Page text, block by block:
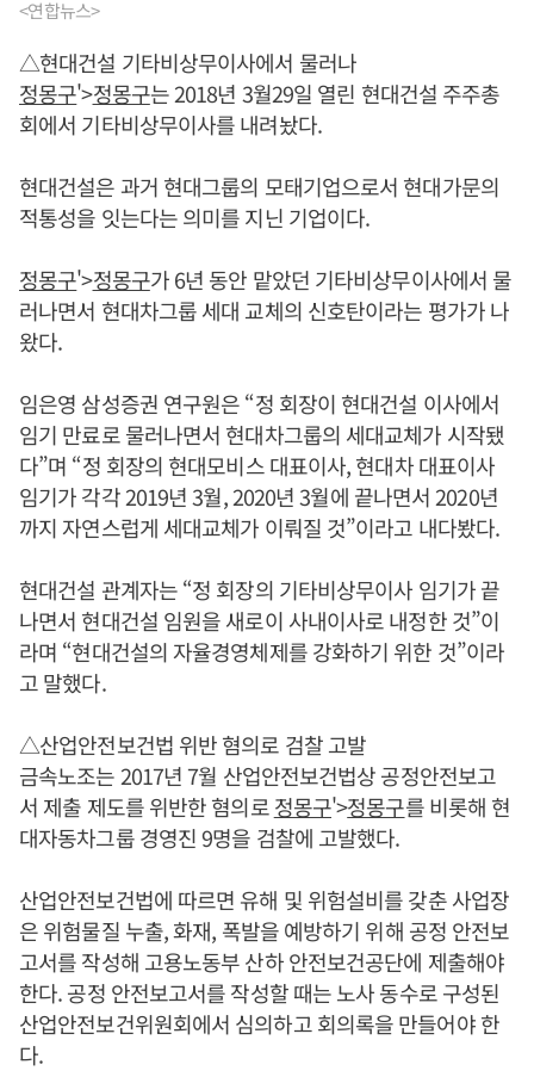
<연합뉴스>
△현대건설 기타비상무이사에서 물러나
정몽구'>정몽구는 2018년 3월29일 열린 현대건설 주주총
회에서 기타비상무이사를 내려놨다.
현대건설은 과거 현대그룹의 모태기업으로서 현대가문의
적통성을 잇는다는 의미를 지닌 기업이다.
정몽구'>정몽구가 6년 동안 맡았던 기타비상무이사에서 물
러나면서 현대차그룹 세대 교체의 신호탄이라는 평가가 나
왔다.
임은영 삼성증권 연구원은 “정 회장이 현대건설 이사에서
임기 만료로 물러나면서 현대차그룹의 세대교체가 시작됐
다”며 “정 회장의 현대모비스 대표이사, 현대차 대표이사
임기가 각각 2019년 3월, 2020년 3월에 끝나면서 2020년
까지 자연스럽게 세대교체가 이뤄질 것”이라고 내다봤다.
현대건설 관계자는 “정 회장의 기타비상무이사 임기가 끝
나면서 현대건설 임원을 새로이 사내이사로 내정한 것”이
라며 “현대건설의 자율경영체제를 강화하기 위한 것”이라
고 말했다.
△산업안전보건법 위반 혐의로 검찰 고발
금속노조는 2017년 7월 산업안전보건법상 공정안전보고
서 제출 제도를 위반한 혐의로정몽구'>정몽구를 비롯해 현
대자동차그룹 경영진 9명을 검찰에 고발했다.
산업안전보건법에 따르면 유해 및 위험설비를 갖춘 사업장
은 위험물질 누출, 화재, 폭발을 예방하기 위해 공정 안전보
고서를 작성해 고용노동부 산하 안전보건공단에 제출해야
한다. 공정 안전보고서를 작성할 때는 노사 동수로 구성된
산업안전보건위원회에서 심의하고 회의록을 만들어야 한
다.